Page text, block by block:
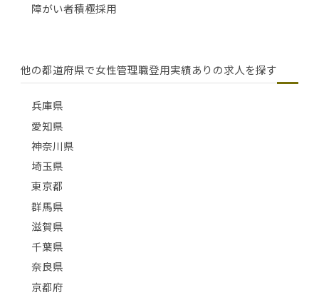
障がい者積極採用
他の都道府県で女性管理職登用実績ありの求人を探す
兵庫県
愛知県
神奈川県
埼玉県
東京都
群馬県
滋賀県
千葉県
奈良県
京都府